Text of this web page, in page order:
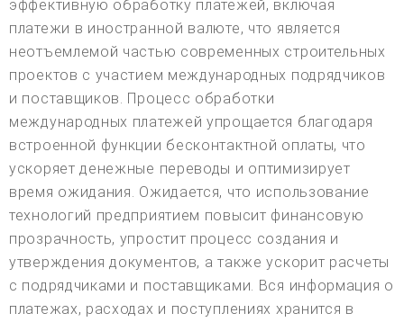
эффективную обработку платежей, включая
платежи в иностранной валюте, что является
неотъемлемой частью современных строительных
проектов с участием международных подрядчиков
и поставщиков. Процесс обработки
международных платежей упрощается благодаря
встроенной функции бесконтактной оплаты, что
ускоряет денежные переводы и оптимизирует
время ожидания. Ожидается, что использование
технологий предприятием повысит финансовую
прозрачность, упростит процесс создания и
утверждения документов, а также ускорит расчеты
с подрядчиками и поставщиками. Вся информация о
платежах, расходах и поступлениях хранится в